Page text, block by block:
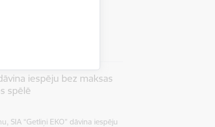
iespēju bez maksas
spēlē
SIA “Getliņi EKO” dāvina iespēju